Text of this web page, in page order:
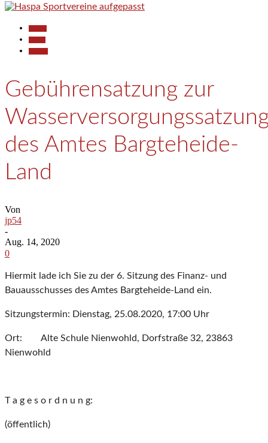
Gebührensatzung zur
des Amtes Bargteheide-
Land
Von
jp54
-
Aug. 14, 2020
0
Hiermit lade ich Sie zu der 6. Sitzung des Finanz- und
Bauausschusses des Amtes Bargteheide-Land ein.
Sitzungstermin: Dienstag, 25.08.2020, 17:00 Uhr
Ort: Alte Schule Nienwohld, Dorfstraße 32, 23863
Nienwohld
T a g e s o r d n u n g:
(öffentlich)